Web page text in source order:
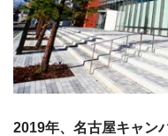
2019年、名古屋キャン